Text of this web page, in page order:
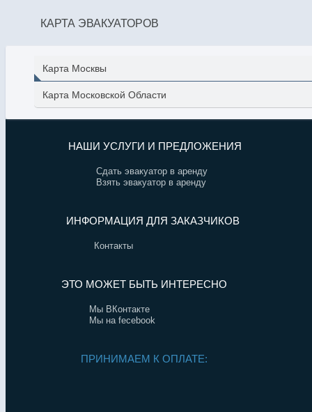
КАРТА ЭВАКУАТОРОВ
Карта Москвы
Карта Московской Области
НАШИ УСЛУГИ И ПРЕДЛОЖЕНИЯ
Сдать эвакуатор в аренду
Взять эвакуатор в аренду
ИНФОРМАЦИЯ ДЛЯ ЗАКАЗЧИКОВ
Контакты
ЭТО МОЖЕТ БЫТЬ ИНТЕРЕСНО
Мы ВКонтакте
Мы на fecebook
ПРИНИМАЕМ К ОПЛАТЕ: